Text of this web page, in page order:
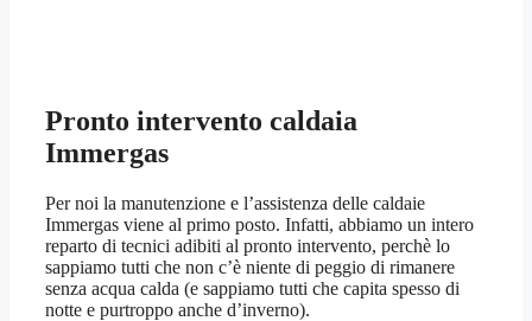
Pronto intervento caldaia
Immergas
Per noi la manutenzione e l’assistenza delle caldaie
Immergas viene al primo posto. Infatti, abbiamo un intero
reparto di tecnici adibiti al pronto intervento, perchè lo
sappiamo tutti che non c’è niente di peggio di rimanere
senza acqua calda (e sappiamo tutti che capita spesso di
notte e purtroppo anche d’inverno).